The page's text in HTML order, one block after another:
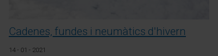
Cadenes, fundes i neumàtics d'hivern
14 - 01 - 2021